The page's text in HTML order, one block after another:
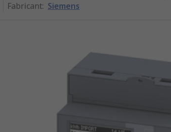
Fabricant: Siemens